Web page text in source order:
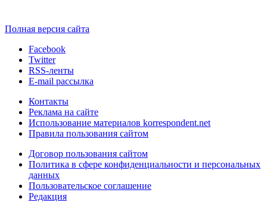
Полная версия сайта
Facebook
Twitter
RSS-ленты
E-mail рассылка
Контакты
Реклама на сайте
Использование материалов korrespondent.net
Правила пользования сайтом
Договор пользования сайтом
Политика в сфере конфиденциальности и персональных
данных
Пользовательское соглашение
Редакция